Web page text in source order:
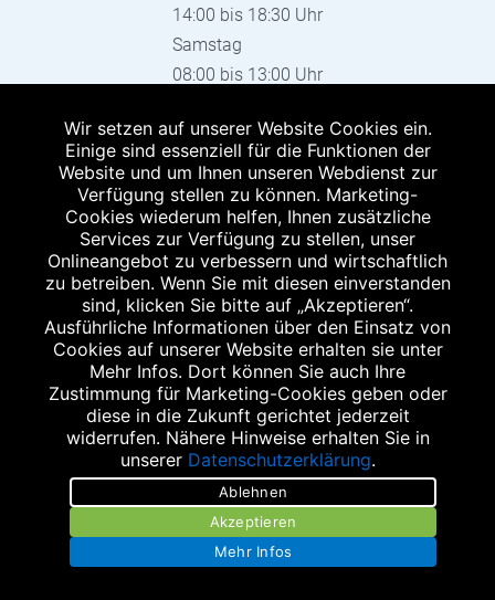
14:00 bis 18:30 Uhr
Samstag
08:00 bis 13:00 Uhr
WEITERER STANDORT
RATHAUS-APOTHEKE
Friedrichstraße 6
73770 Denkendorf
Tel.: 0711 344103
Fax: 0711 3466870
rathaus-apotheke-denkendorf@t-online.de
Wir setzen auf unserer Website Cookies ein.
Einige sind essenziell für die Funktionen der
Website und um Ihnen unseren Webdienst zur
Verfügung stellen zu können. Marketing-
Cookies wiederum helfen, Ihnen zusätzliche
Services zur Verfügung zu stellen, unser
Onlineangebot zu verbessern und wirtschaftlich
zu betreiben. Wenn Sie mit diesen einverstanden
sind, klicken Sie bitte auf „Akzeptieren“.
Ausführliche Informationen über den Einsatz von
Cookies auf unserer Website erhalten sie unter
Mehr Infos. Dort können Sie auch Ihre
Zustimmung für Marketing-Cookies geben oder
diese in die Zukunft gerichtet jederzeit
widerrufen. Nähere Hinweise erhalten Sie in
unserer Datenschutzerklärung.
Ablehnen
Akzeptieren
Mehr Infos